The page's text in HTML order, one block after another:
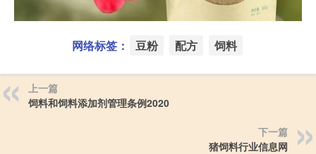
网络标签： 豆粉 配方 饲料
上一篇
饲料和饲料添加剂管理条例2020
下一篇
猪饲料行业信息网